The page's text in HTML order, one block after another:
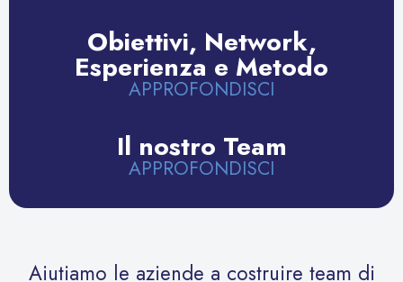
Obiettivi, Network,
Esperienza e Metodo
APPROFONDISCI
Il nostro Team
APPROFONDISCI
Aiutiamo le aziende a costruire team di